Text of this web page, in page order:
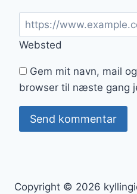
Websted
Gem mit navn, mail
browser til næste gang
Copyright © 2026